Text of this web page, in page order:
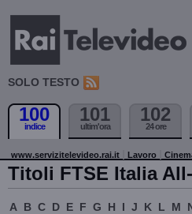
SOLO TESTO
100
indice
101
ultim'ora
102
24 ore
www.servizitelevideo.rai.it Lavoro
Titoli FTSE Italia
A B C D E F G H I J K L M